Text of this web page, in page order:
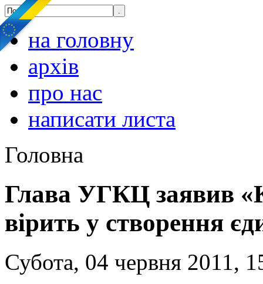
на головну
архів
про нас
написати листа
Головна
Глава УГКЦ заявив
вірить у створення
Субота, 04 червня 2011,